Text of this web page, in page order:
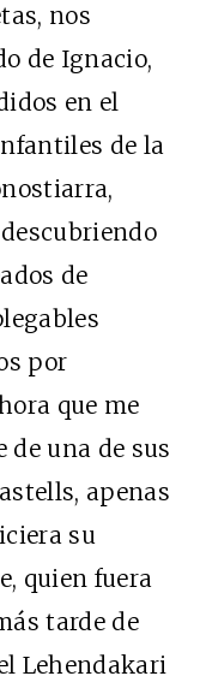
nos
de Ignacio,
en el
de la
de
por
que me
una de sus
apenas
su
quien fuera
tarde de
Lehendakari